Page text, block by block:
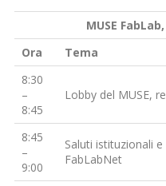
MUSE
Ora
Tema
8:30
–
8:45
Lobby del MUSE,
8:45
–
9:00
Saluti istituzionali
FabLabNet